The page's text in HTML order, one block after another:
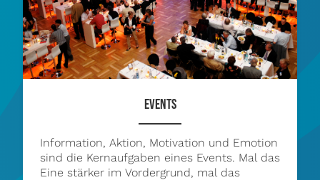
EVENTS
Information, Aktion, Motivation und Emotion
sind die Kernaufgaben eines Events. Mal das
Eine stärker im Vordergrund, mal das